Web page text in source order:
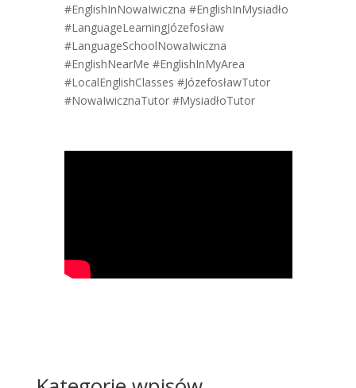
#EnglishInNowaIwiczna #EnglishInMysiadło
#LanguageLearningJózefosław
#LanguageSchoolNowaIwiczna
#EnglishNearMe #EnglishInMyArea
#LocalEnglishClasses #JózefosławTutor
#NowaIwicznaTutor #MysiadłoTutor